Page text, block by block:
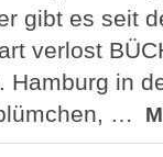
gibt es seit
verlost
Hamburg in
…